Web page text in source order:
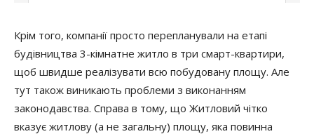
Крім того, компанії просто перепланували на етапі
будівництва 3-кімнатне житло в три смарт-квартири,
щоб швидше реалізувати всю побудовану площу. Але
тут також виникають проблеми з виконанням
законодавства. Справа в тому, що Житловий чітко
вказує житлову (а не загальну) площу, яка повинна